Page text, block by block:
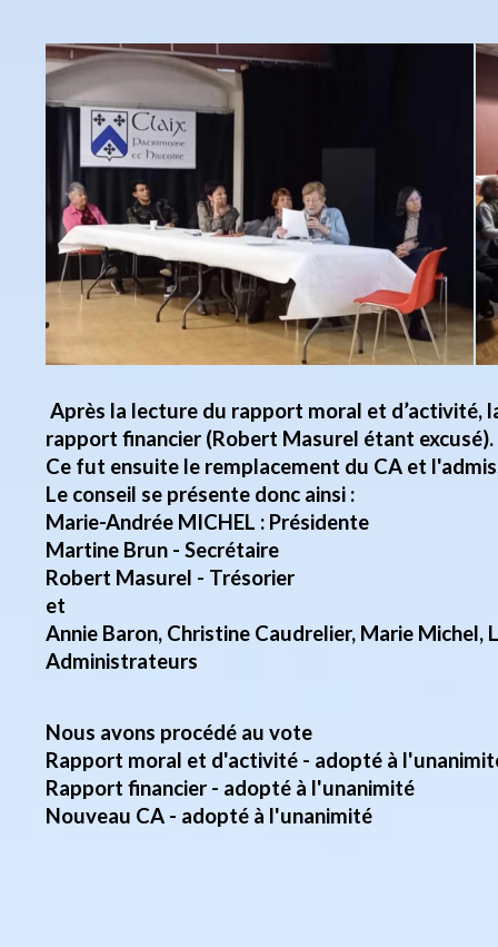
Après la lecture du rapport moral et d’activité,
rapport financier (Robert Masurel étant excusé).
Ce fut ensuite le remplacement du CA et
Le conseil se présente donc ainsi :
Marie-Andrée MICHEL : Présidente
Martine Brun - Secrétaire
Robert Masurel - Trésorier
et
Annie Baron, Christine Caudrelier, Marie
Administrateurs
Nous avons procédé au vote
Rapport moral et d'activité - adopté à
Rapport financier - adopté à l'unanimité
Nouveau CA - adopté à l'unanimité